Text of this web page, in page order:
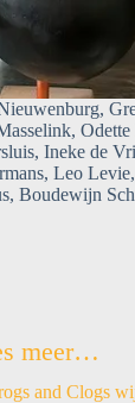
Odette
Ineke de
Leo
Boudewijn
meer…
and Clogs